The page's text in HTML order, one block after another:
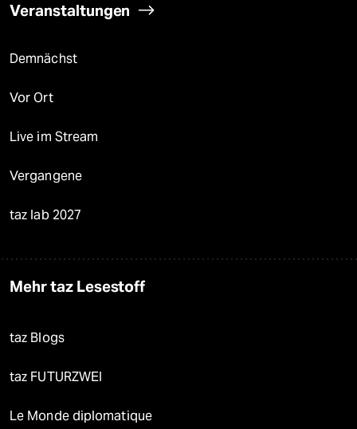
Veranstaltungen
Demnächst
Vor Ort
Live im Stream
Vergangene
taz lab 2027
Mehr taz Lesestoff
taz Blogs
taz FUTURZWEI
Le Monde diplomatique